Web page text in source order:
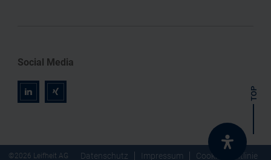
Social Media
r z
©2026 Leifheit AG Datenschutz Impressum Cookie-Richtlinie
TOP